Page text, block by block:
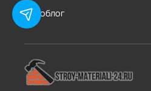
Фотоблог